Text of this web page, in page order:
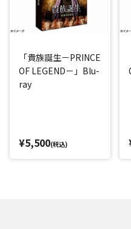
「貴族誕生－PRINCE
OF LEGEND－」Blu-
ray
¥5,500(税込)